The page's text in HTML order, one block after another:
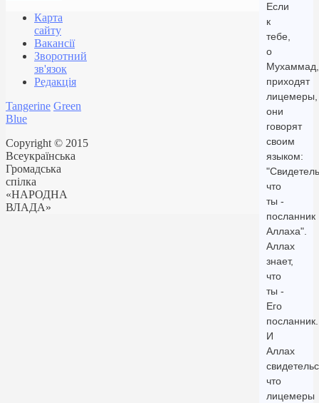
Если
к
тебе,
о
Мухаммад,
приходят
лицемеры,
они
говорят
своим
языком:
что
ты -
посланник
Аллаха".
Аллах
знает,
что
ты -
Его
посланник.
И
Аллах
что
лицемеры
Карта
сайту
Вакансії
Зворотний
зв'язок
Редакція
Tangerine Green
Blue
Copyright © 2015
Всеукраїнська
Громадська
спілка
«НАРОДНА
ВЛАДА»